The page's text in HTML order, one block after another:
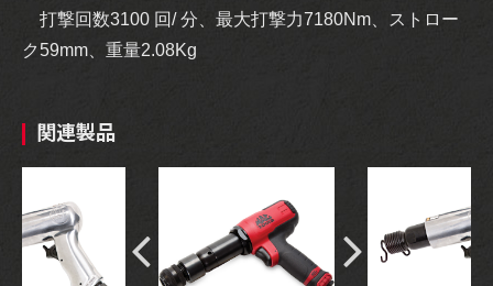
打撃回数3100 回/ 分、最大打撃力7180Nm、ストロー
ク59mm、重量2.08Kg
関連製品